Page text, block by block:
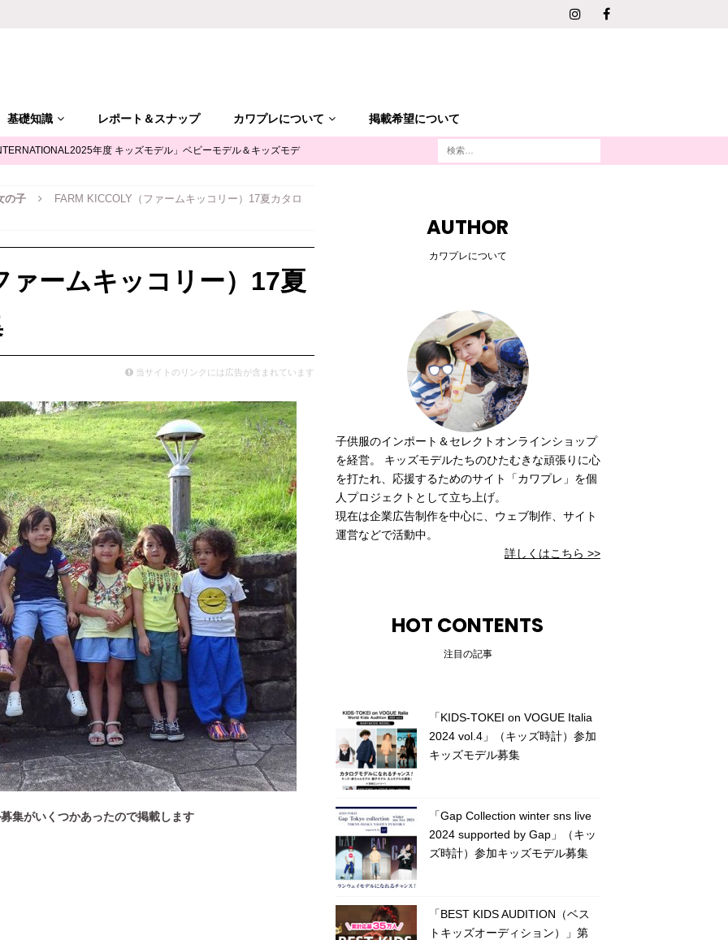
基礎知識 レポート＆スナップ カワプレについて 掲載希望について
年度 キッズモデル」ベビーモデル＆キッズモデ
ALGY(アルジー)」公式サポータージュニアモデル募集 キッズモ
の森」ファッションショー参加キッズモデル募集｜関東東京
デル登場 雨の日や夜間の歩行に配慮した新モデル ニュース
の子
FARM KICCOLY（ファームキッコリー）17夏カタロ
ァームキッコリー）17夏
当サイトのリンクには広告が含まれています
集がいくつかあったので掲載します
AUTHOR
カワプレについて
子供服のインポート＆セレクトオンラインショップ
を経営。 キッズモデルたちのひたむきな頑張りに心
を打たれ、応援するためのサイト「カワプレ」を個
人プロジェクトとして立ち上げ。
現在は企業広告制作を中心に、ウェブ制作、サイト
運営などで活動中。
詳しくはこちら >>
HOT CONTENTS
注目の記事
「KIDS-TOKEI on VOGUE Italia
2024 vol.4」（キッズ時計）参加
キッズモデル募集
「Gap Collection winter sns live
2024 supported by Gap」（キッ
ズ時計）参加キッズモデル募集
「BEST KIDS AUDITION（ベス
トキッズオーディション）」第